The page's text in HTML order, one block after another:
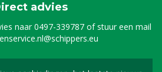
advies
naar0497-339787of stuur een mail